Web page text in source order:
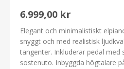
6.999,00 kr
Elegant och minimalistiskt
snyggt och med realistisk
tangenter. Inkluderar pedal med
sostenuto. Inbyggda högtalare